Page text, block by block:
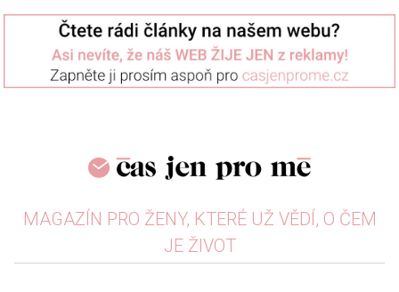
MAGAZÍN PRO ŽENY, KTERÉ UŽ VĚDÍ, O ČEM
JE ŽIVOT